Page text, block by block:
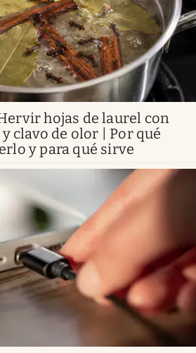
hojas de laurel con
clavo de olor | Por qué
y para qué sirve